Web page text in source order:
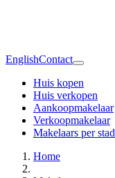
EnglishContact
Huis kopen
Huis verkopen
Aankoopmakelaar
Verkoopmakelaar
Makelaars per stad
Home